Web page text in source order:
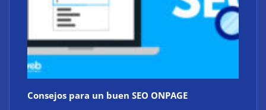
Consejos para un buen SEO ONPAGE